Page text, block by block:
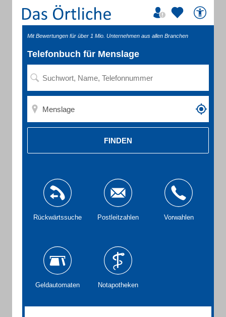
Mit Bewertungen für über 1 Mio. Unternehmen aus allen Branchen
Telefonbuch für Menslage
FINDEN
Rückwärtssuche Postleitzahlen Vorwahlen
Geldautomaten Notapotheken